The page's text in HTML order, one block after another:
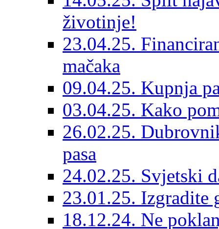
životinje!
23.04.25.
mačaka
09.04.25. Kupnja
03.04.25. Kako
26.02.25.
pasa
24.02.25. Svjetski
23.01.25. Izgradite
18.12.24. Ne